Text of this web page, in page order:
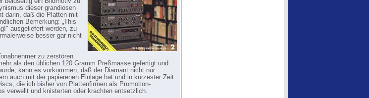
dieser grandiosen
darin, daß die Platten mit
Bemerkung: „This
ausgeliefert werden, zu
besser gar nicht
zu zerstören.
als den üblichen 120 Gramm Preßmasse gefertigt und
kann es vorkommen, daß der Diamant nicht nur
auch mit der papierenen Einlage hat und in kürzester Zeit
die ich bisher von Plattenfirmen als Promotion-
verwellt und knisterten oder krachten entsetzlich.